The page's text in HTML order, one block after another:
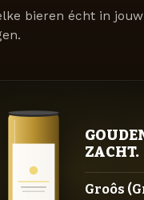
bieren écht in
ZACHT.
Groôs